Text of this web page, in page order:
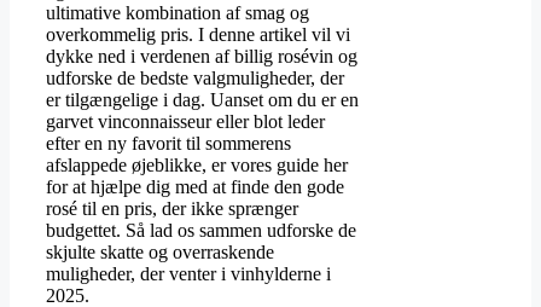
ultimative kombination af smag og
overkommelig pris. I denne artikel vil vi
dykke ned i verdenen af billig rosévin og
udforske de bedste valgmuligheder, der
er tilgængelige i dag. Uanset om du er en
garvet vinconnaisseur eller blot leder
efter en ny favorit til sommerens
afslappede øjeblikke, er vores guide her
for at hjælpe dig med at finde den gode
rosé til en pris, der ikke sprænger
budgettet. Så lad os sammen udforske de
skjulte skatte og overraskende
muligheder, der venter i vinhylderne i
2025.